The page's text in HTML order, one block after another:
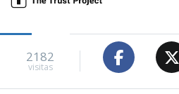
2182
visitas